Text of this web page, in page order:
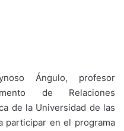
Ángulo, profesor
de Relaciones
de la Universidad de las
participar en el programa